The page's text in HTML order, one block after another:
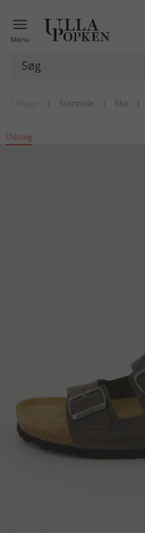
Menu
| Startside | Sko |
Udsalg